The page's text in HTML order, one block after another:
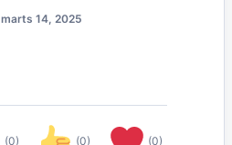
marts 14, 2025
(0) (0) (0)